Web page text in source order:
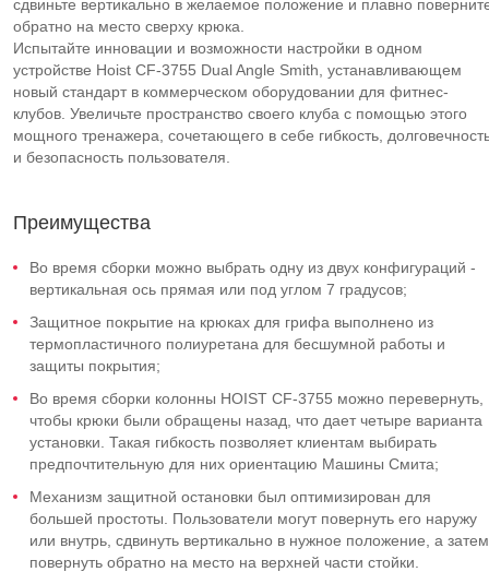
сдвиньте вертикально в желаемое положение и плавно
обратно на место сверху крюка.
Испытайте инновации и возможности настройки в одном
устройстве Hoist CF-3755 Dual Angle Smith, устанавливающем
новый стандарт в коммерческом оборудовании для фитнес-
клубов. Увеличьте пространство своего клуба с помощью этого
мощного тренажера, сочетающего в себе гибкость,
и безопасность пользователя.
Преимущества
Во время сборки можно выбрать одну из двух конфигураций -
вертикальная ось прямая или под углом 7 градусов;
Защитное покрытие на крюках для грифа выполнено из
термопластичного полиуретана для бесшумной работы и
защиты покрытия;
Во время сборки колонны HOIST CF-3755 можно перевернуть,
чтобы крюки были обращены назад, что дает четыре варианта
установки. Такая гибкость позволяет клиентам выбирать
предпочтительную для них ориентацию Машины Смита;
Механизм защитной остановки был оптимизирован для
большей простоты. Пользователи могут повернуть его наружу
или внутрь, сдвинуть вертикально в нужное положение, а затем
повернуть обратно на место на верхней части стойки.